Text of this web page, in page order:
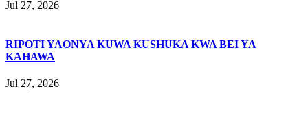
Jul 27, 2026
RIPOTI YAONYA KUWA KUSHUKA KWA BEI YA
KAHAWA
Jul 27, 2026